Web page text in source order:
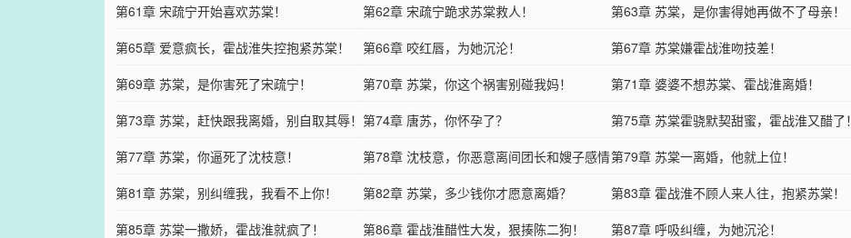
第61章 宋疏宁开始喜欢苏棠！
第62章 宋疏宁跪求苏棠救人！ 第63章 苏棠，是你害得她再做不了母亲！
第65章 爱意疯长，霍战淮失控抱紧苏棠！
第66章 咬红唇，为她沉沦！ 第67章 苏棠嫌霍战淮吻技差！
第69章 苏棠，是你害死了宋疏宁！
第70章 苏棠，你这个祸害别碰我妈！ 第71章 婆婆不想苏棠、霍战淮离婚！
第73章 苏棠，赶快跟我离婚，别自取其辱！ 第74章 唐苏，你怀孕了？ 第75章 苏棠霍骁默契甜蜜，霍战淮又醋了！
第77章 苏棠，你逼死了沈枝意！
第78章 沈枝意，你恶意离间团长和嫂子感情第79章 苏棠一离婚，他就上位！
第81章 苏棠，别纠缠我，我看不上你！
第82章 苏棠，多少钱你才愿意离婚？ 第83章 霍战淮不顾人来人往，抱紧苏棠！
第85章 苏棠一撒娇，霍战淮就疯了！
第86章 霍战淮醋性大发，狠揍陈二狗！ 第87章 呼吸纠缠，为她沉沦！